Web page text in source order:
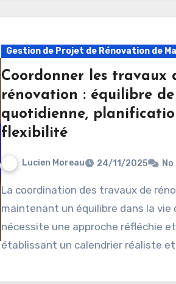
Gestion de Projet de Rénovation de
Coordonner les travaux
rénovation : équilibre
quotidienne,
flexibilité
Lucien Moreau 24/11/2025
La coordination des travaux de rénovation tout en
maintenant un équilibre dans la vie
nécessite une approche réfléchie
établissant un calendrier réaliste